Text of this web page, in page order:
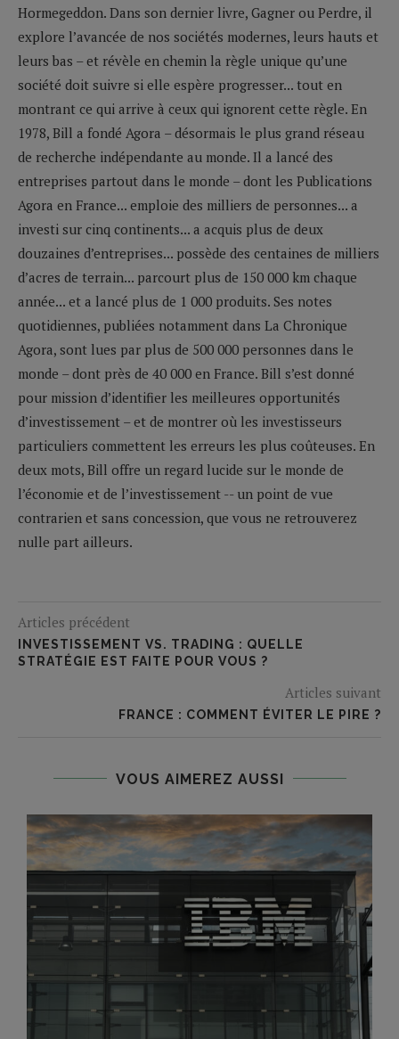
Hormegeddon. Dans son dernier livre, Gagner ou Perdre, il
explore l’avancée de nos sociétés modernes, leurs hauts et
leurs bas – et révèle en chemin la règle unique qu’une
société doit suivre si elle espère progresser... tout en
montrant ce qui arrive à ceux qui ignorent cette règle. En
1978, Bill a fondé Agora – désormais le plus grand réseau
de recherche indépendante au monde. Il a lancé des
entreprises partout dans le monde – dont les Publications
Agora en France... emploie des milliers de personnes... a
investi sur cinq continents... a acquis plus de deux
douzaines d’entreprises... possède des centaines de milliers
d’acres de terrain... parcourt plus de 150 000 km chaque
année... et a lancé plus de 1 000 produits. Ses notes
quotidiennes, publiées notamment dans La Chronique
Agora, sont lues par plus de 500 000 personnes dans le
monde – dont près de 40 000 en France. Bill s’est donné
pour mission d’identifier les meilleures opportunités
d’investissement – et de montrer où les investisseurs
particuliers commettent les erreurs les plus coûteuses. En
deux mots, Bill offre un regard lucide sur le monde de
l’économie et de l’investissement -- un point de vue
contrarien et sans concession, que vous ne retrouverez
nulle part ailleurs.
Articles précédent
INVESTISSEMENT VS. TRADING : QUELLE
STRATÉGIE EST FAITE POUR VOUS ?
Articles suivant
FRANCE : COMMENT ÉVITER LE PIRE ?
VOUS AIMEREZ AUSSI